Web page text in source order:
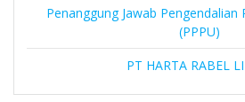
Penanggung Jawab Pengendalian
(PPPU)
PT HARTA RABEL